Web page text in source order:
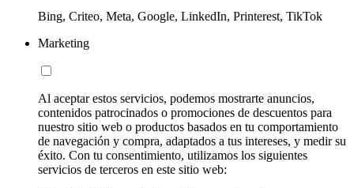
Bing, Criteo, Meta, Google, LinkedIn, Printerest, TikTok
Marketing
Al aceptar estos servicios, podemos mostrarte anuncios,
contenidos patrocinados o promociones de descuentos para
nuestro sitio web o productos basados en tu comportamiento
de navegación y compra, adaptados a tus intereses, y medir su
éxito. Con tu consentimiento, utilizamos los siguientes
servicios de terceros en este sitio web: